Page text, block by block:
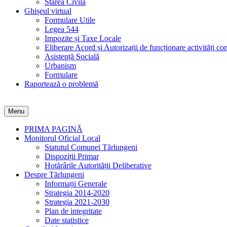
Starea Civilă
Ghișeul virtual
Formulare Utile
Legea 544
Impozite și Taxe Locale
Eliberare Acord și Autorizații de funcționare activități
Asistență Socială
Urbanism
Formulare
Raportează o problemă
Menu
PRIMA PAGINĂ
Monitorul Oficial Local
Statutul Comunei Tărlungeni
Dispoziții Primar
Hotărârile Autorității Deliberative
Despre Tărlungeni
Informații Generale
Strategia 2014-2020
Strategia 2021-2030
Plan de integritate
Date statistice